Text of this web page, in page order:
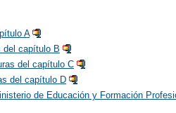
A
del capítulo B
del capítulo C
del capítulo D
de Educación y Formación